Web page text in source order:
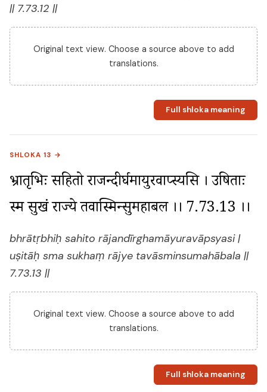
|| 7.73.12 ||
Original text view. Choose a source above to add
translations.
Full shloka meaning
SHLOKA 13 →
भ्रातृभिः सहितो राजन्दीर्घमायुरवाप्स्यसि । उषिताः
स्म सुखं राज्ये तवास्मिन्सुमहाबल ।। 7.73.13 ।।
bhrātṛbhiḥ sahito rājandīrghamāyuravāpsyasi |
uṣitāḥ sma sukhaṃ rājye tavāsminsumahābala ||
7.73.13 ||
Original text view. Choose a source above to add
translations.
Full shloka meaning